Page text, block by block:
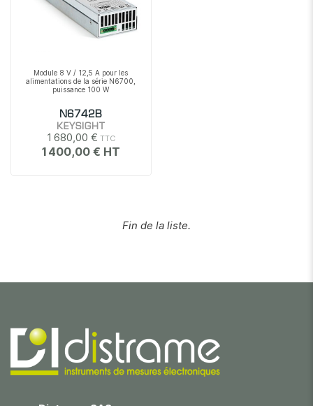
Module 8 V / 12,5 A pour les
alimentations de la série N6700,
puissance 100 W
N6742B
KEYSIGHT
1 680,00 €
1 400,00 €
Fin de la liste.